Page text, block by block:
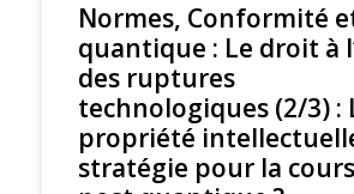
Normes, Conformité
quantique : Le droit à
des ruptures
technologiques (2/3) :
propriété
stratégie pour la